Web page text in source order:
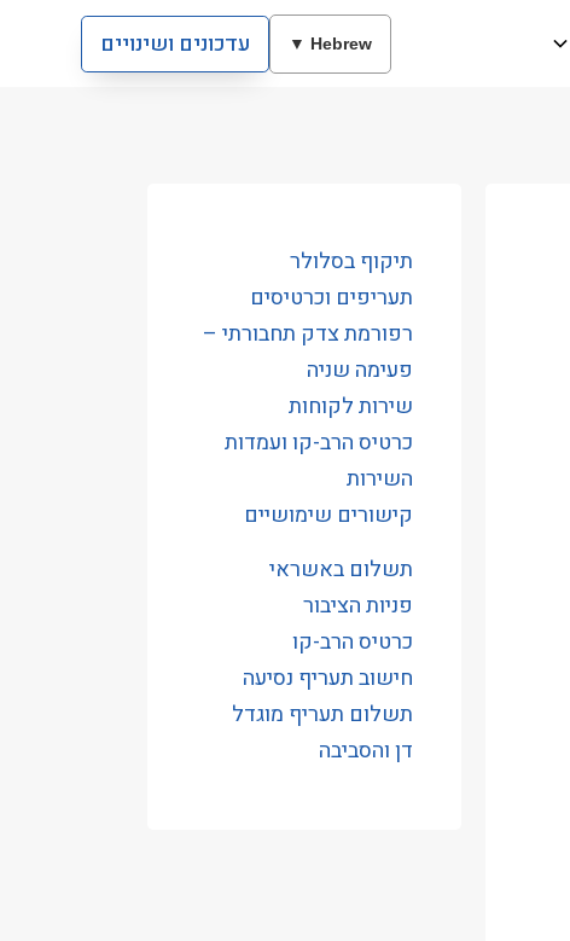
Hebrew ▼ עדכונים ושינויים
תיקוף בסלולר
תעריפים וכרטיסים
רפורמת צדק תחבורתי –
פעימה שניה
שירות לקוחות
כרטיס הרב-קו ועמדות
השירות
קישורים שימושיים
תשלום באשראי
פניות הציבור
כרטיס הרב-קו
חישוב תעריף נסיעה
תשלום תעריף מוגדל
דן והסביבה